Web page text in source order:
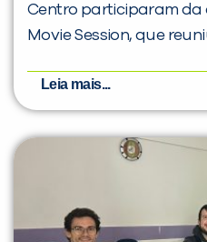
Centro participaram da
Movie Session, que
Leia mais...